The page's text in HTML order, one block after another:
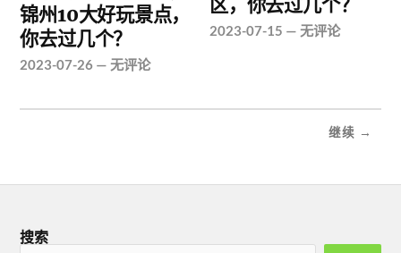
锦州10大好玩景点，
你去过几个？
2023-07-26 —无评论
2023-07-15 —无评论
继续 →
搜索